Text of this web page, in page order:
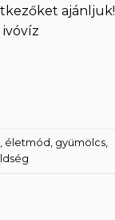
ajánljuk!
életmód gyümölcs